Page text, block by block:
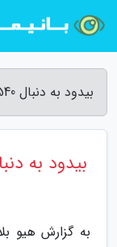
بیدود به دنبال 540 هزار سفر روزانه - هیو بلاگ
بیدود به دنبال 540 هزار سفر
به گزارش هیو